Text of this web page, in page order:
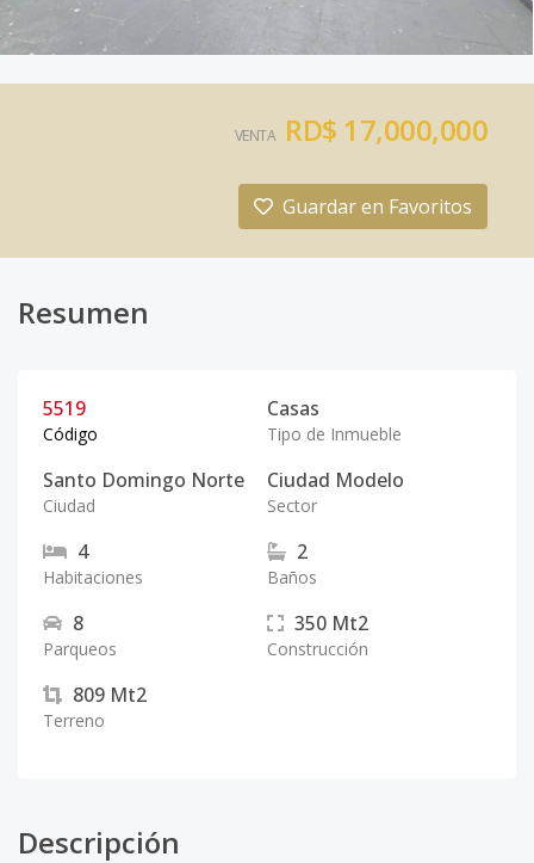
VENTA RD$ 17,000,000
Guardar en Favoritos
Resumen
5519
Código
Casas
Tipo de Inmueble
Santo Domingo Norte
Ciudad
Ciudad Modelo
Sector
4
Habitaciones
2
Baños
8
Parqueos
350 Mt2
Construcción
809 Mt2
Terreno
Descripción